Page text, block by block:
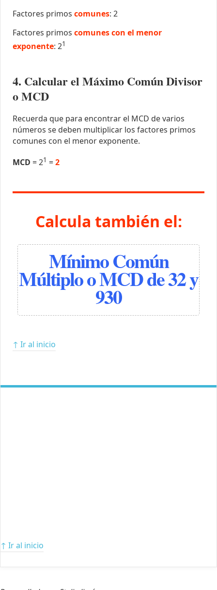
Factores primos comunes: 2
Factores primos comunes con el menor
exponente: 21
4. Calcular el Máximo Común Divisor
o MCD
Recuerda que para encontrar el MCD de varios
números se deben multiplicar los factores primos
comunes con el menor exponente.
MCD = 21 =2
Calcula también el:
Mínimo Común
Múltiplo o MCD de 32 y
930
↑ Ir al inicio
↑ Ir al inicio